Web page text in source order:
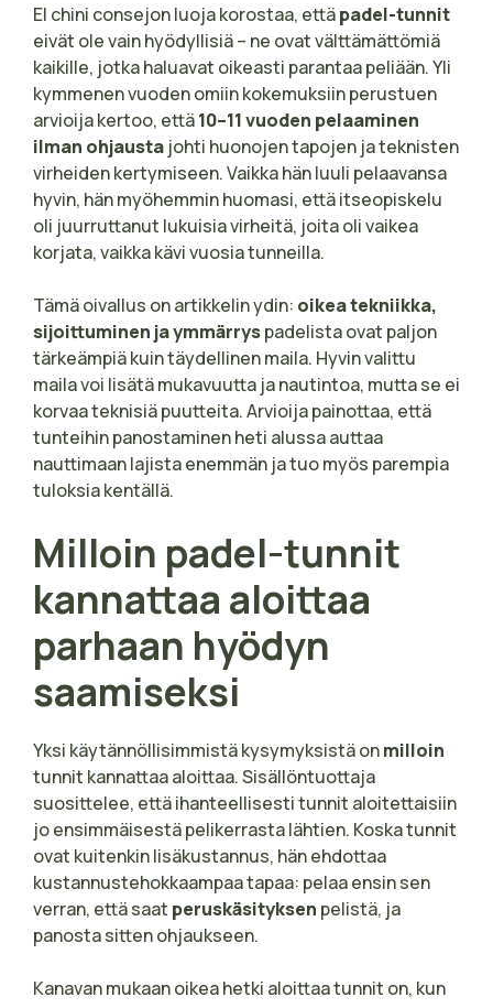
El chini consejon luoja korostaa, ettäpadel-tunnit
eivät ole vain hyödyllisiä – ne ovat välttämättömiä
kaikille, jotka haluavat oikeasti parantaa peliään. Yli
kymmenen vuoden omiin kokemuksiin perustuen
arvioija kertoo, että10–11 vuoden pelaaminen
ilman ohjausta johti huonojen tapojen ja teknisten
virheiden kertymiseen. Vaikka hän luuli pelaavansa
hyvin, hän myöhemmin huomasi, että itseopiskelu
oli juurruttanut lukuisia virheitä, joita oli vaikea
korjata, vaikka kävi vuosia tunneilla.
Tämä oivallus on artikkelin ydin: oikea tekniikka,
sijoittuminen ja ymmärryspadelista ovat paljon
tärkeämpiä kuin täydellinen maila. Hyvin valittu
maila voi lisätä mukavuutta ja nautintoa, mutta se ei
korvaa teknisiä puutteita. Arvioija painottaa, että
tunteihin panostaminen heti alussa auttaa
nauttimaan lajista enemmän ja tuo myös parempia
tuloksia kentällä.
Milloin padel-tunnit
kannattaa aloittaa
parhaan hyödyn
saamiseksi
Yksi käytännöllisimmistä kysymyksistä onmilloin
tunnit kannattaa aloittaa. Sisällöntuottaja
suosittelee, että ihanteellisesti tunnit aloitettaisiin
jo ensimmäisestä pelikerrasta lähtien. Koska tunnit
ovat kuitenkin lisäkustannus, hän ehdottaa
kustannustehokkaampaa tapaa: pelaa ensin sen
verran, että saat peruskäsityksen pelistä, ja
panosta sitten ohjaukseen.
Kanavan mukaan oikea hetki aloittaa tunnit on, kun